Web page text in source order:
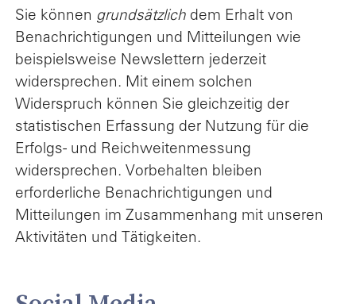
Sie können grundsätzlich dem Erhalt von
Benachrichtigungen und Mitteilungen wie
beispielsweise Newslettern jederzeit
widersprechen. Mit einem solchen
Widerspruch können Sie gleichzeitig der
statistischen Erfassung der Nutzung für die
Erfolgs- und Reichweitenmessung
widersprechen. Vorbehalten bleiben
erforderliche Benachrichtigungen und
Mitteilungen im Zusammenhang mit unseren
Aktivitäten und Tätigkeiten.